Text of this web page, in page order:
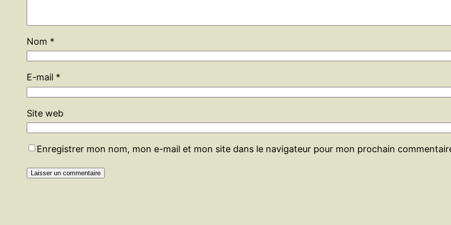
Nom *
E-mail *
Site web
Enregistrer mon nom, mon e-mail et mon site dans le navigateur pour mon prochain